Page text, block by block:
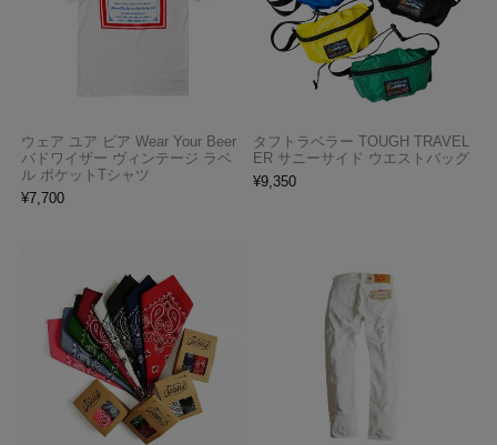
ウェア ユア ビア Wear Your Beer
バドワイザー ヴィンテージ ラベ
ル ポケットTシャツ
¥7,700
タフトラベラー TOUGH TRAVEL
ER サニーサイド ウエストバッグ
¥9,350